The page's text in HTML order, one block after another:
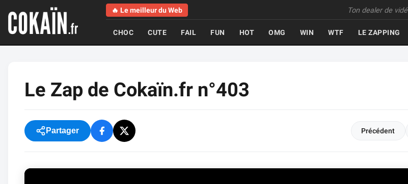
🔥 Le meilleur du Web Ton dealer de
CHOC CUTE FAIL FUN HOT OMG WIN WTF LE ZAPPING
Le Zap de Cokaïn.fr n°403
Partager Précédent